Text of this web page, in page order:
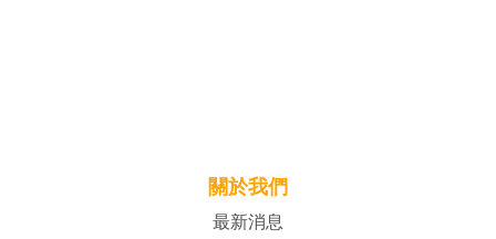
關於我們
最新消息